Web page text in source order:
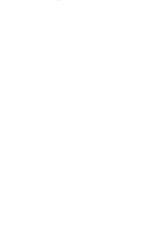
i Satelitarnych PAN.